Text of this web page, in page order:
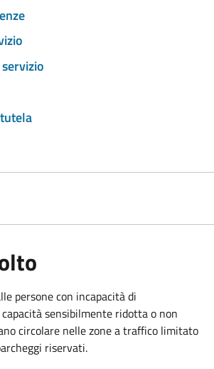
persone con incapacità di
sensibilmente ridotta o non
circolare nelle zone a traffico limitato
riservati.